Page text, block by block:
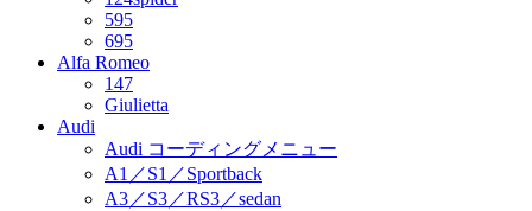
595
695
Alfa Romeo
147
Giulietta
Audi
Audi コーディングメニュー
A1／S1／Sportback
A3／S3／RS3／sedan